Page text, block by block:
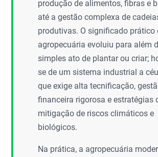
produção de alimentos, fibras e
até a gestão complexa de
produtivas. O significado prático
agropecuária evoluiu para além
simples ato de plantar ou criar;
se de um sistema industrial a
que exige alta tecnificação,
financeira rigorosa e estratégias
mitigação de riscos climáticos e
biológicos.
Na prática, a agropecuária